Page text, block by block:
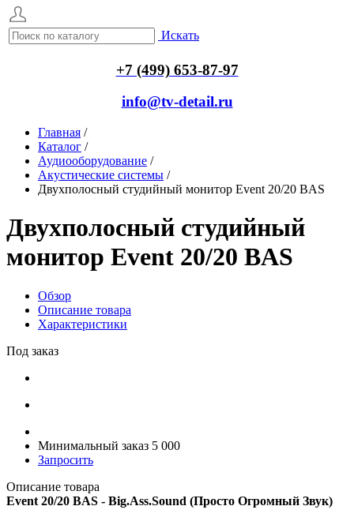
Искать
+7 (499) 653-87-97
info@tv-detail.ru
Главная /
Каталог /
Аудиооборудование /
Акустические системы /
Двухполосный студийный монитор Event 20/20 BAS
Двухполосный студийный
монитор Event 20/20 BAS
Обзор
Описание товара
Характеристики
Под заказ
Минимальный заказ 5 000
Запросить
Описание товара
Event 20/20 BAS - Big.Ass.Sound (Просто Огромный Звук)